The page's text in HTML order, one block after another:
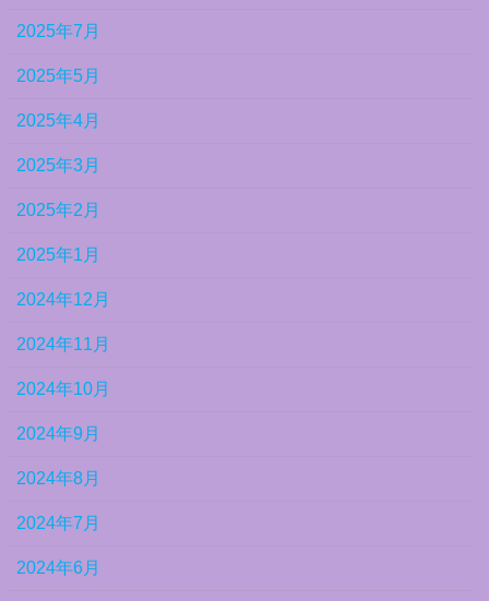
2025年7月
2025年5月
2025年4月
2025年3月
2025年2月
2025年1月
2024年12月
2024年11月
2024年10月
2024年9月
2024年8月
2024年7月
2024年6月